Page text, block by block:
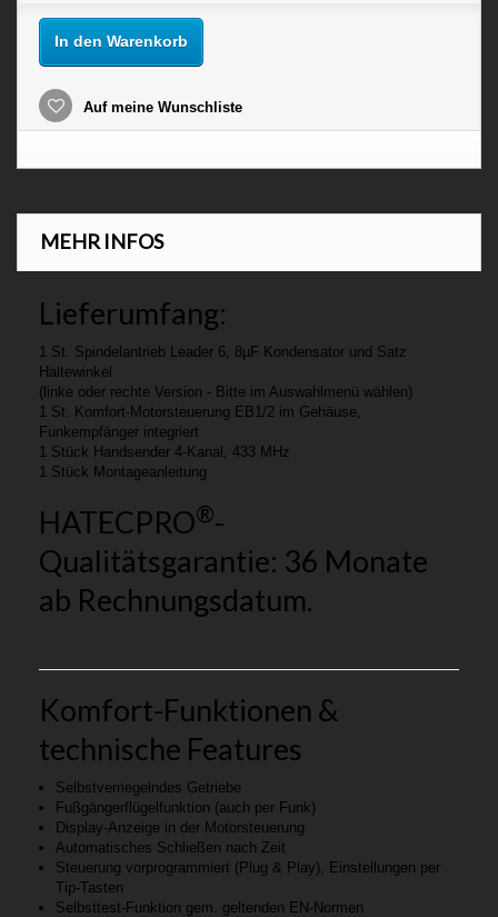
In den Warenkorb
Auf meine Wunschliste
MEHR INFOS
Lieferumfang:
1 St. Spindelantrieb Leader 6, 8µF Kondensator und Satz
Haltewinkel
(linke oder rechte Version - Bitte im Auswahlmenü wählen)
1 St. Komfort-Motorsteuerung EB1/2 im Gehäuse,
Funkempfänger integriert
1 Stück Handsender 4-Kanal, 433 MHz
1 Stück Montageanleitung
HATECPRO®-
Qualitätsgarantie: 36 Monate
ab Rechnungsdatum.
Komfort-Funktionen &
technische Features
Selbstverriegelndes Getriebe
Fußgängerflügelfunktion (auch per Funk)
Display-Anzeige in der Motorsteuerung
Automatisches Schließen nach Zeit
Steuerung vorprogrammiert (Plug & Play), Einstellungen per
Tip-Tasten
Selbsttest-Funktion gem. geltenden EN-Normen